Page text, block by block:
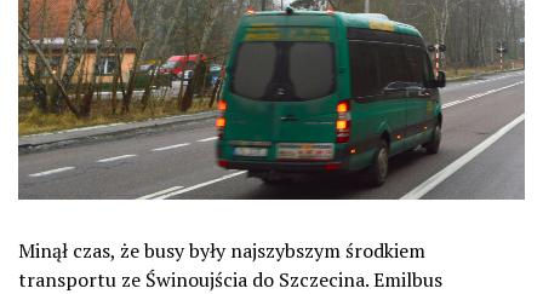
Minął czas, że busy były najszybszym środkiem
transportu ze Świnoujścia do Szczecina. Emilbus